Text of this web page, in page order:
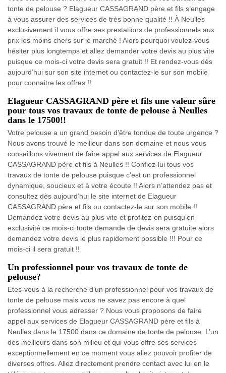
tonte de pelouse ? Elagueur CASSAGRAND père et fils s’engage
à vous assurer des services de très bonne qualité !! À Neulles
exclusivement il vous offre ses prestations de professionnels aux
prix les moins chers sur le marché ! Alors pourquoi voulez-vous
hésiter plus longtemps et allez demander votre devis au plus vite
puisque ce mois-ci votre devis sera gratuit !! Et rendez-vous dès
aujourd’hui sur son site internet ou contactez-le sur son mobile
pour connaitre les offres !!
Elagueur CASSAGRAND père et fils une valeur sûre
pour tous vos travaux de tonte de pelouse à Neulles
dans le 17500!!
Votre pelouse a un grand besoin d’être tondue de toute urgence ?
Nous avons trouvé le meilleur dans son domaine et nous vous
conseillons vivement de faire appel aux services de Elagueur
CASSAGRAND père et fils à Neulles !! Confiez-lui tous vos
travaux de tonte de pelouse puisque c’est un professionnel
dynamique, soucieux et à votre écoute !! Alors n’attendez pas et
consultez dès aujourd’hui le site internet de Elagueur
CASSAGRAND père et fils ou contactez-le sur son mobile !!
Demandez votre devis au plus vite et profitez-en puisqu’en
exclusivité ce mois-ci toute demande de devis sera gratuite alors
demandez votre devis le plus rapidement possible !!! Pour ce
mois-ci il sera gratuit !!
Un professionnel pour vos travaux de tonte de
pelouse?
Etes-vous à la recherche d’un professionnel pour vos travaux de
tonte de pelouse mais vous ne savez pas encore à quel
professionnel vous adresser ? Nous vous proposons de faire
appel aux services de Elagueur CASSAGRAND père et fils à
Neulles dans le 17500 dans ce domaine de tonte de pelouse. L’un
des meilleurs dans son milieu et qui vous offre ses services
exceptionnellement en ce moment vous allez pouvoir profiter de
diverses offres. Allez directement prendre contact avec lui en le